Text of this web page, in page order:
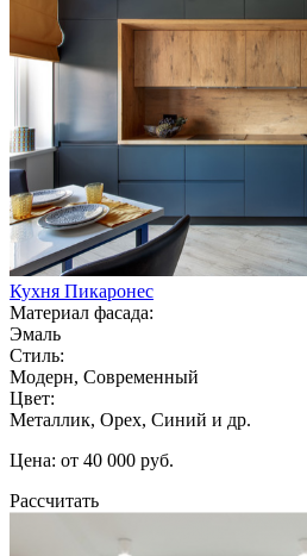
Кухня Пикаронес
Материал фасада:
Эмаль
Стиль:
Модерн, Современный
Цвет:
Металлик, Орех, Синий и др.
Цена: от 40 000 руб.
Рассчитать